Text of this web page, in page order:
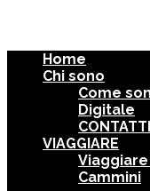
Home
Chi sono
Come
Digitale
CONTATTI
VIAGGIARE
Cammini